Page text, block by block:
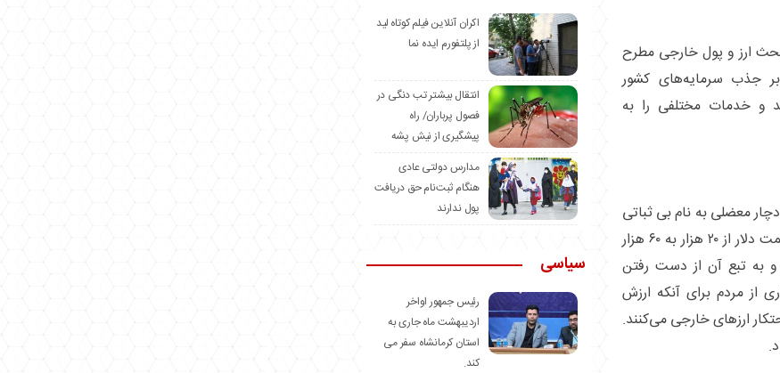
ارز و پول خارجی مطرح
جذب سرمایه‌های کشور
و خدمات مختلفی را به
معضلی به نام بی ثباتی
اقتصادی هستیم. در شرایطی که در مدت یک ماه قیمت دلار از ۲۰ هزار به ۶۰ هزار
به تبع آن از دست رفتن
از مردم برای آنکه ارزش
ارز‌های خارجی می‌کنند.
اکران آنلاین فیلم کوتاه لید
از پلتفورم ایده نما
انتقال بیشتر تب دنگی در
فصول پرباران/ راه
پیشگیری از نیش پشه
مدارس دولتی عادی
هنگام ثبت‌نام حق دریافت
پول ندارند
سیاسی
رئیس جمهور اواخر
اردیبهشت ماه جاری به
استان کرمانشاه سفر می
کند.